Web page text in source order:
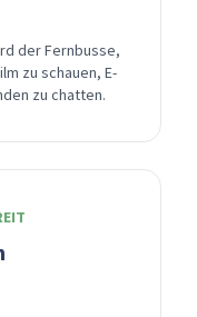
der Fernbusse,
zu schauen, E-
zu chatten.